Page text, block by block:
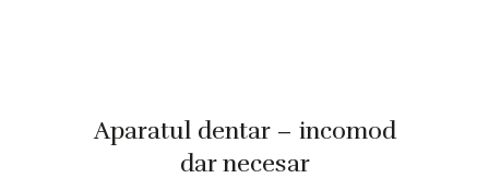
Aparatul dentar – incomod
dar necesar